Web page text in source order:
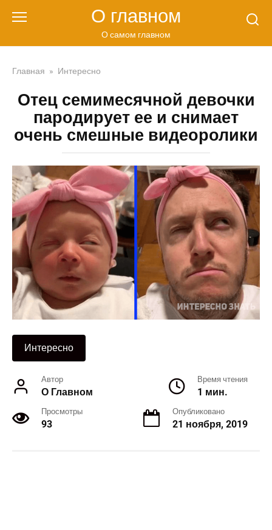
О главном
О самом главном
Главная » Интересно
Отец семимесячной девочки
пародирует ее и снимает
очень смешные видеоролики
Интересно
Автор
О Главном
Время чтения
1 мин.
Просмотры
93
Опубликовано
21 ноября, 2019